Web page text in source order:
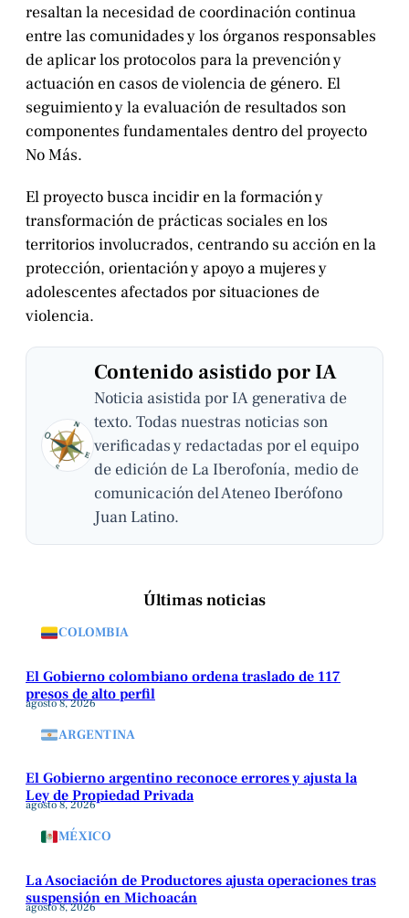
resaltan la necesidad de coordinación continua
entre las comunidades y los órganos responsables
de aplicar los protocolos para la prevención y
actuación en casos de violencia de género. El
seguimiento y la evaluación de resultados son
componentes fundamentales dentro del proyecto
No Más.
El proyecto busca incidir en la formación y
transformación de prácticas sociales en los
territorios involucrados, centrando su acción en la
protección, orientación y apoyo a mujeres y
adolescentes afectados por situaciones de
violencia.
Contenido asistido por IA
Noticia asistida por IA generativa de
texto. Todas nuestras noticias son
verificadas y redactadas por el equipo
de edición de La Iberofonía, medio de
comunicación del Ateneo Iberófono
Juan Latino.
Últimas noticias
COLOMBIA
El Gobierno colombiano ordena traslado de 117
presos de alto perfil
agosto 8, 2026
ARGENTINA
El Gobierno argentino reconoce errores y ajusta la
Ley de Propiedad Privada
agosto 8, 2026
MÉXICO
La Asociación de Productores ajusta operaciones tras
suspensión en Michoacán
agosto 8, 2026